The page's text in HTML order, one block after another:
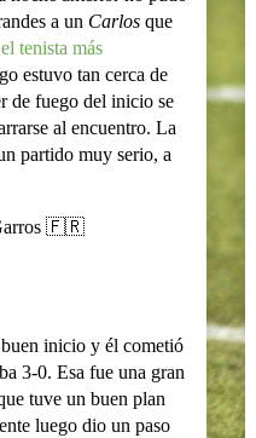
a un Carlosque
el tenista más
estuvo tan cerca de
de fuego del inicio se
al encuentro. La
partido muy serio, a
🇫🇷
inicio y él cometió
3-0. Esa fue una gran
tuve un buen plan
luego dio un paso